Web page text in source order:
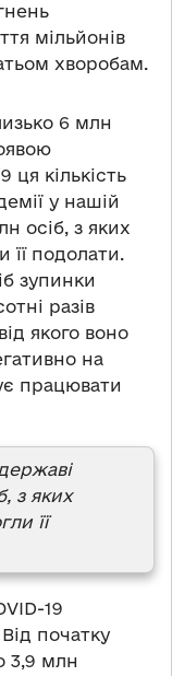
мільйонів
хворобам.
6 млн
ця кількість
у нашій
осіб, з яких
її подолати.
зупинки
разів
якого воно
на
працювати
з яких
її
19
початку
3,9 млн